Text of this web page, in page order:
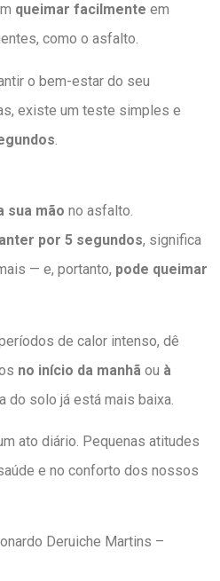
queimar facilmente em
como o asfalto.
o bem-estar do seu
existe um teste simples e
sua mão no asfalto.
por 5 segundos, significa
— e, portanto, pode queimar
de calor intenso, dê
no início da manhã ou à
do solo já está mais baixa.
ato diário. Pequenas atitudes
e no conforto dos nossos
Deruiche Martins –